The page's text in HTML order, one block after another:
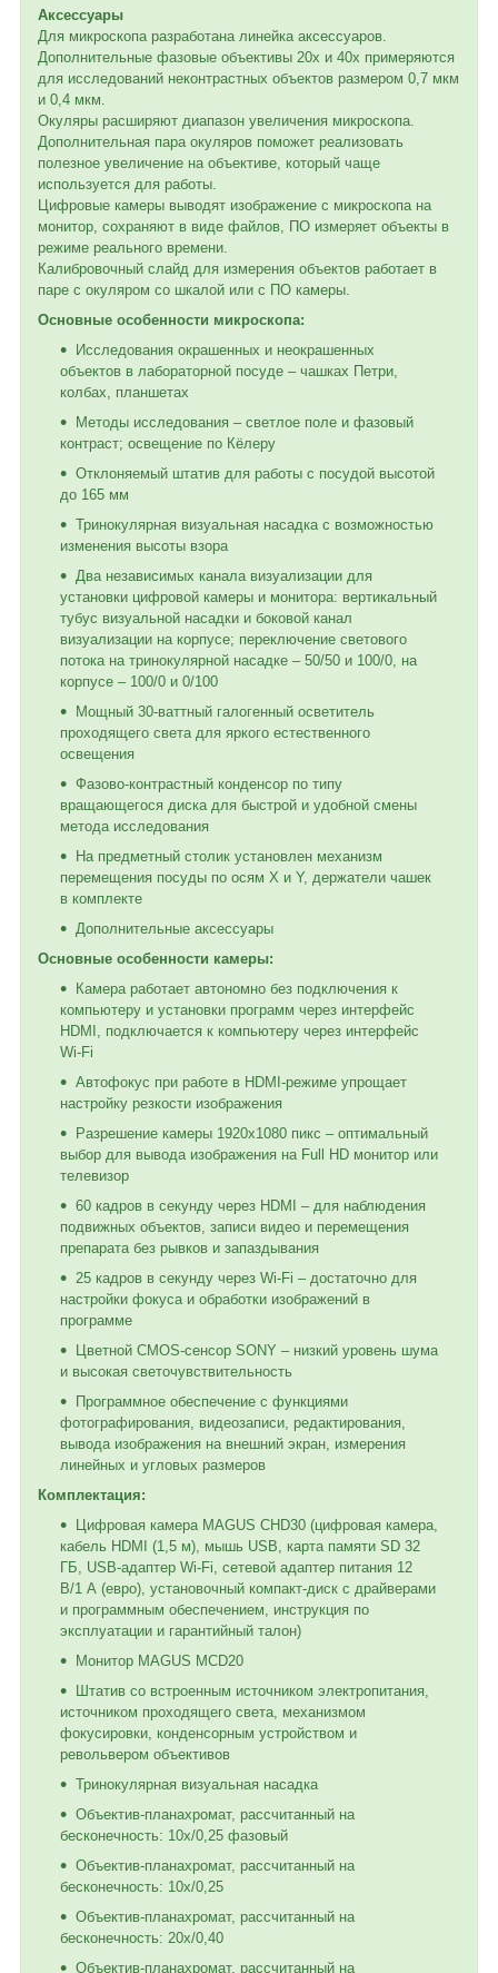
Аксессуары
Для микроскопа разработана линейка аксессуаров.
Дополнительные фазовые объективы 20х и 40х примеряются
для исследований неконтрастных объектов размером 0,7 мкм
и 0,4 мкм.
Окуляры расширяют диапазон увеличения микроскопа.
Дополнительная пара окуляров поможет реализовать
полезное увеличение на объективе, который чаще
используется для работы.
Цифровые камеры выводят изображение с микроскопа на
монитор, сохраняют в виде файлов, ПО измеряет объекты в
режиме реального времени.
Калибровочный слайд для измерения объектов работает в
паре с окуляром со шкалой или с ПО камеры.
Основные особенности микроскопа:
Исследования окрашенных и неокрашенных
объектов в лабораторной посуде – чашках Петри,
колбах, планшетах
Методы исследования – светлое поле и фазовый
контраст; освещение по Кёлеру
Отклоняемый штатив для работы с посудой высотой
до 165 мм
Тринокулярная визуальная насадка с возможностью
изменения высоты взора
Два независимых канала визуализации для
установки цифровой камеры и монитора: вертикальный
тубус визуальной насадки и боковой канал
визуализации на корпусе; переключение светового
потока на тринокулярной насадке – 50/50 и 100/0, на
корпусе – 100/0 и 0/100
Мощный 30-ваттный галогенный осветитель
проходящего света для яркого естественного
освещения
Фазово-контрастный конденсор по типу
вращающегося диска для быстрой и удобной смены
метода исследования
На предметный столик установлен механизм
перемещения посуды по осям X и Y, держатели чашек
в комплекте
Дополнительные аксессуары
Основные особенности камеры:
Камера работает автономно без подключения к
компьютеру и установки программ через интерфейс
HDMI, подключается к компьютеру через интерфейс
Wi-Fi
Автофокус при работе в HDMI-режиме упрощает
настройку резкости изображения
Разрешение камеры 1920x1080 пикс – оптимальный
выбор для вывода изображения на Full HD монитор или
телевизор
60 кадров в секунду через HDMI – для наблюдения
подвижных объектов, записи видео и перемещения
препарата без рывков и запаздывания
25 кадров в секунду через Wi-Fi – достаточно для
настройки фокуса и обработки изображений в
программе
Цветной CMOS-сенсор SONY – низкий уровень шума
и высокая светочувствительность
Программное обеспечение с функциями
фотографирования, видеозаписи, редактирования,
вывода изображения на внешний экран, измерения
линейных и угловых размеров
Комплектация:
Цифровая камера MAGUS CHD30 (цифровая камера,
кабель HDMI (1,5 м), мышь USB, карта памяти SD 32
ГБ, USB-адаптер Wi-Fi, сетевой адаптер питания 12
В/1 А (евро), установочный компакт-диск с драйверами
и программным обеспечением, инструкция по
эксплуатации и гарантийный талон)
Монитор MAGUS MCD20
Штатив со встроенным источником электропитания,
источником проходящего света, механизмом
фокусировки, конденсорным устройством и
револьвером объективов
Тринокулярная визуальная насадка
Объектив-планахромат, рассчитанный на
бесконечность: 10x/0,25 фазовый
Объектив-планахромат, рассчитанный на
бесконечность: 10x/0,25
Объектив-планахромат, рассчитанный на
бесконечность: 20х/0,40
Объектив-планахромат, рассчитанный на